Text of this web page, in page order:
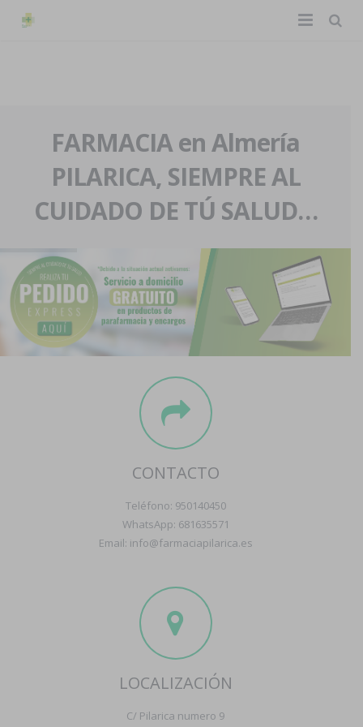
La farmacia
Nuestra historia
Nuestro equipo
Eventos
Servicios y reservas
Pedidos express
Blog
Contacto
Boletín
FARMACIA en Almería
PILARICA, SIEMPRE AL
CUIDADO DE TÚ SALUD…
CONTACTO
Teléfono: 950140450
WhatsApp: 681635571
Email: info@farmaciapilarica.es
LOCALIZACIÓN
C/ Pilarica numero 9